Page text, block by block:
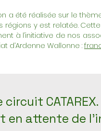
a été réalisée sur le
régions y est relatée.
à l’initiative de nos
d’Ardenne Wallonne :
CATAREX.
en attente de